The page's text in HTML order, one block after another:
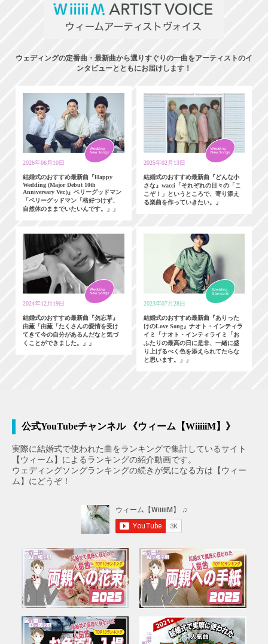
ウェディングの定番曲・最新曲から選りすぐりの一曲をアーティストのイ
ンタビューとともにお届けします！
2026年06月10日
結婚式のおすすめ最新曲『Happy
Wedding (Major Debut 10th
Anniversary Ver.)』ベリーグッドマン
「ベリーグッドマン「格好つけず、
自然体のままでいたいんです。」」
2025年02月13日
結婚式のおすすめ最新曲『どんな小
さな』wacci「それぞれの日々の「こ
こぞ！」というところで、寄り添え
る楽曲を作っていきたい。」
2024年12月19日
結婚式のおすすめ最新曲『勿忘草』
由薫「由薫「たくさんの愛情を受け
てきて今の自分があるんだなと気づ
くことができました。」」
2023年07月28日
結婚式のおすすめ最新曲『ありった
けのLove Song』ナオト・インティラ
イミ「ナオト・インティライミ「お
ふたりの最高の日に是非、一緒に盛
り上げるべく色を添えられてたらな
と思います。」」
公式YouTubeチャンネル 《ウィーム【WiiiiiM】》
実際に結婚式で使われた曲をランキングで集計しているサイト
【ウィーム】によるランキングの紹介動画です。
ウェディングソングランキングの続きが気になる方は【ウィー
ム】にどうぞ！